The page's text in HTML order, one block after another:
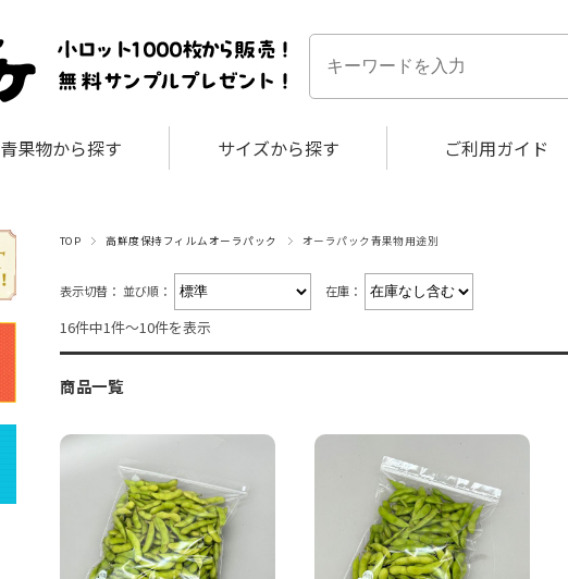
青果物から探す サイズから探す ご利用ガイド
TOP 高鮮度保持フィルムオーラパック オーラパック青果物用途別
表示切替： 並び順： 在庫：
16件中1件～10件を表示
商品一覧